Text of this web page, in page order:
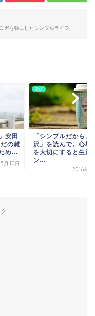
ガを軸にしたシンプルライフ
安田
の雑
め...
月10日
学び
「シンプルだから、
沢」を読んで。心地
を大切にすると生活
ン...
2016年7